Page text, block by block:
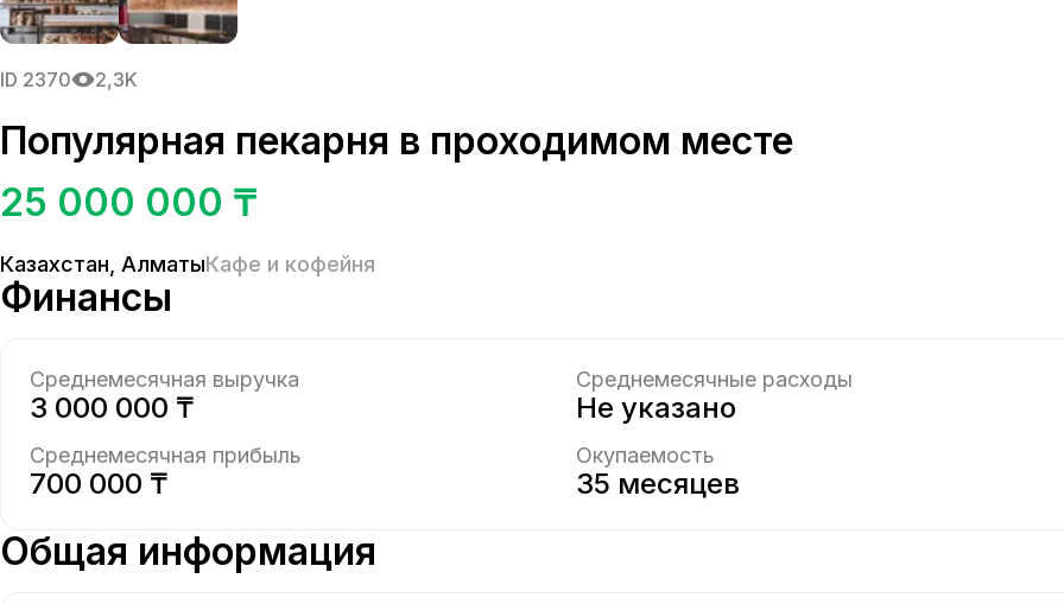
ID 2370 2,3K
Популярная пекарня в проходимом месте
25 000 000 ₸
Казахстан АлматыКафе и кофейня
Финансы
Среднемесячная выручка
3 000 000 ₸
Среднемесячные расходы
Не указано
Среднемесячная прибыль
700 000 ₸
Окупаемость
35 месяцев
Общая информация